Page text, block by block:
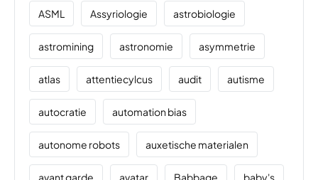
ASML Assyriologie astrobiologie
astromining astronomie asymmetrie
atlas attentiecylcus audit autisme
autocratie automation bias
autonome robots auxetische materialen
avant garde avatar Babbage baby's